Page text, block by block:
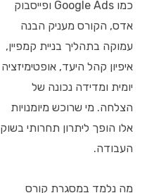
כמו Google Ads ופייסבוק
אדס, הקורס מעניק הבנה
עמוקה בתהליך בניית קמפיין,
איפיון קהל היעד, אופטימיזציה
יומית ומדידה נכונה של
הצלחה. מי שרוכש מיומנויות
אלו הופך ליתרון תחרותי בשוק
העבודה.
מה נלמד במסגרת קורס